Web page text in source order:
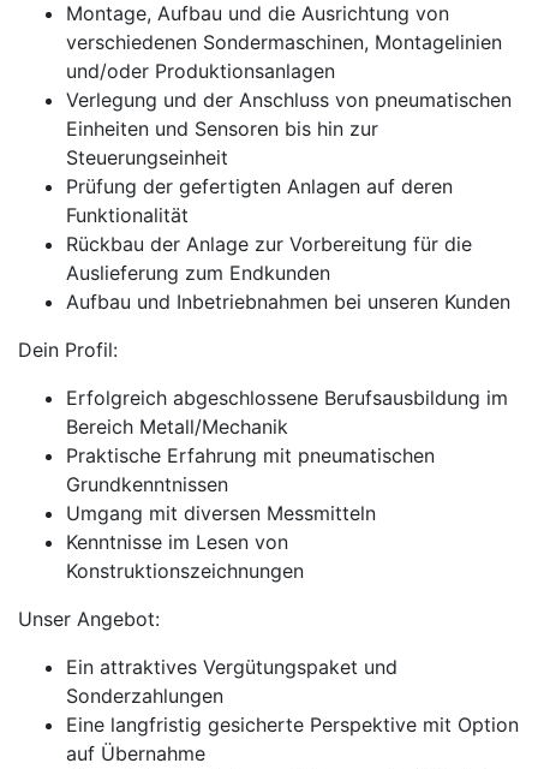
Montage, Aufbau und die Ausrichtung von
verschiedenen Sondermaschinen, Montagelinien
und/oder Produktionsanlagen
Verlegung und der Anschluss von pneumatischen
Einheiten und Sensoren bis hin zur
Steuerungseinheit
Prüfung der gefertigten Anlagen auf deren
Funktionalität
Rückbau der Anlage zur Vorbereitung für die
Auslieferung zum Endkunden
Aufbau und Inbetriebnahmen bei unseren Kunden
Dein Profil:
Erfolgreich abgeschlossene Berufsausbildung im
Bereich Metall/Mechanik
Praktische Erfahrung mit pneumatischen
Grundkenntnissen
Umgang mit diversen Messmitteln
Kenntnisse im Lesen von
Konstruktionszeichnungen
Unser Angebot:
Ein attraktives Vergütungspaket und
Sonderzahlungen
Eine langfristig gesicherte Perspektive mit Option
auf Übernahme